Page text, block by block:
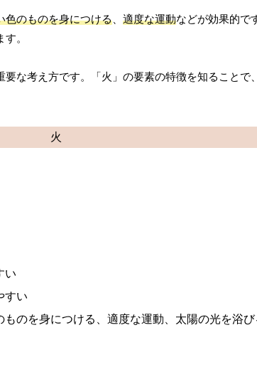
色のものを身につける 適度な運動などが効果的で
。
要な考え方です。「火」の要素の特徴を知ること
火
い
すい
のを身につける、適度な運動、太陽の光を浴び